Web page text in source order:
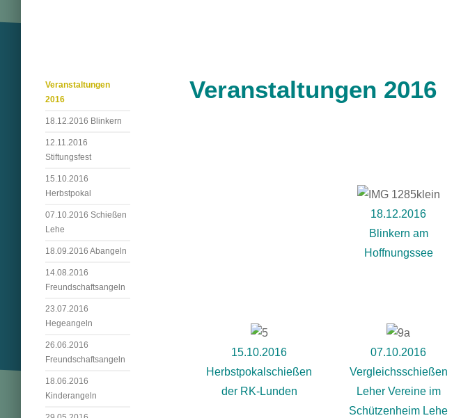
Veranstaltungen
2016
18.12.2016 Blinkern
12.11.2016
Stiftungsfest
15.10.2016
Herbstpokal
07.10.2016 Schießen
Lehe
18.09.2016 Abangeln
14.08.2016
Freundschaftsangeln
23.07.2016
Hegeangeln
26.06.2016
Freundschaftsangeln
18.06.2016
Kinderangeln
Veranstaltungen 2016
18.12.2016
Blinkern am
Hoffnungssee
15.10.2016
Herbstpokalschießen
der RK-Lunden
07.10.2016
Vergleichsschießen
Leher Vereine im
Schützenheim Lehe